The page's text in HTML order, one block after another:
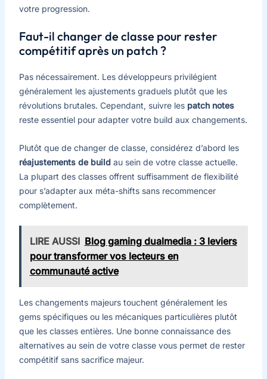
votre progression.
Faut-il changer de classe pour rester
compétitif après un patch ?
Pas nécessairement. Les développeurs privilégient
généralement les ajustements graduels plutôt que les
révolutions brutales. Cependant, suivre les patch notes
reste essentiel pour adapter votre build aux changements.
Plutôt que de changer de classe, considérez d’abord les
réajustements de buildau sein de votre classe actuelle.
La plupart des classes offrent suffisamment de flexibilité
pour s’adapter aux méta-shifts sans recommencer
complètement.
LIRE AUSSI Blog gaming dualmedia : 3 leviers
pour transformer vos lecteurs en
communauté active
Les changements majeurs touchent généralement les
gems spécifiques ou les mécaniques particulières plutôt
que les classes entières. Une bonne connaissance des
alternatives au sein de votre classe vous permet de rester
compétitif sans sacrifice majeur.